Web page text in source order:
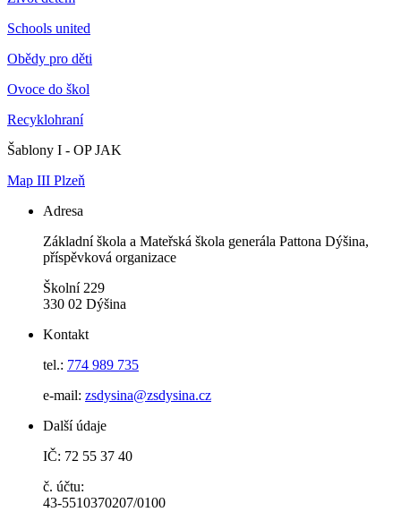
Schools united
Obědy pro děti
Ovoce do škol
Recyklohraní
Šablony I - OP JAK
Map III Plzeň
Adresa
Základní škola a Mateřská škola generála Pattona Dýšina,
příspěvková organizace
Školní 229
330 02 Dýšina
Kontakt
tel.: 774 989 735
e-mail: zsdysina@zsdysina.cz
Další údaje
IČ: 72 55 37 40
č. účtu:
43-5510370207/0100